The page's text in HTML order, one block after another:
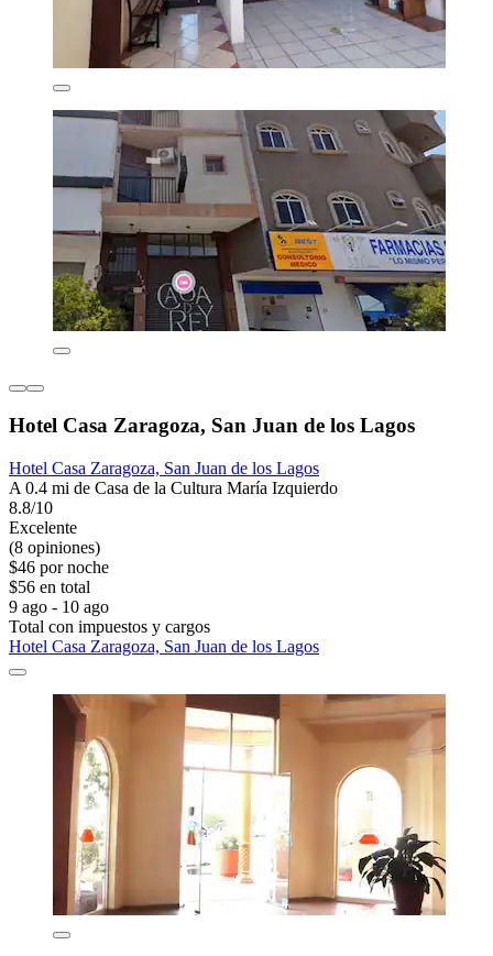
Hotel Casa Zaragoza, San Juan de los Lagos
Hotel Casa Zaragoza, San Juan de los Lagos
A 0.4 mi de Casa de la Cultura María Izquierdo
8.8/10
Excelente
(8 opiniones)
$46 por noche
$56 en total
9 ago - 10 ago
Total con impuestos y cargos
Hotel Casa Zaragoza, San Juan de los Lagos